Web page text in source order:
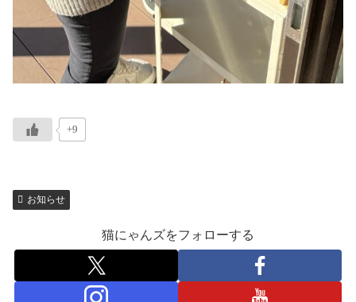
+9
お知らせ
猫にゃんズをフォローする